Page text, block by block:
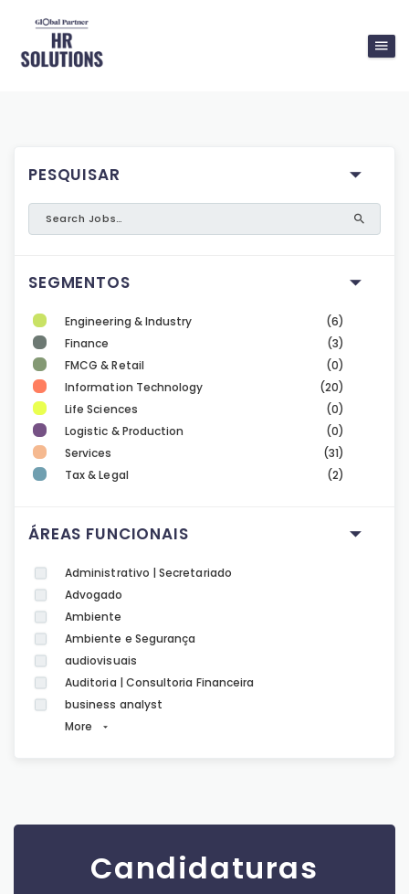
PESQUISAR
SEGMENTOS
Engineering & Industry
(6)
Finance
(3)
FMCG & Retail
(0)
Information Technology
(20)
Life Sciences
(0)
Logistic & Production
(0)
Services
(31)
Tax & Legal
(2)
ÁREAS FUNCIONAIS
Administrativo | Secretariado
Advogado
Ambiente
Ambiente e Segurança
audiovisuais
Auditoria | Consultoria Financeira
business analyst
More
Candidaturas